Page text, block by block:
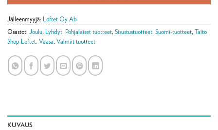
Jälleenmyyjä: Loftet Oy Ab
Osastot: Joulu, Lyhdyt, Pohjalaiset tuotteet, Sisustustuotteet, Suomi-tuotteet, Taito
Shop Loftet, Vaasa, Valmiit tuotteet
KUVAUS